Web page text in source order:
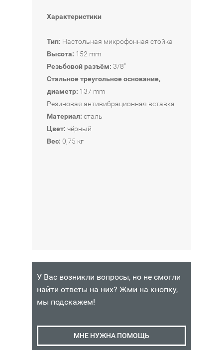
0
3
5
2
390
₽
В
КОРЗИНУ
Характеристики
Тип: Настольная микрофонная стойка
Высота: 152 mm
Резьбовой разъём: 3/8"
Стальное треугольное основание,
диаметр: 137 mm
Резиновая антивибрационная вставка
Материал: сталь
Цвет: чёрный
Вес: 0,75 кг
У Вас возникли вопросы, но не смогли
найти ответы на них? Жми на кнопку,
мы подскажем!
МНЕ НУЖНА ПОМОЩЬ